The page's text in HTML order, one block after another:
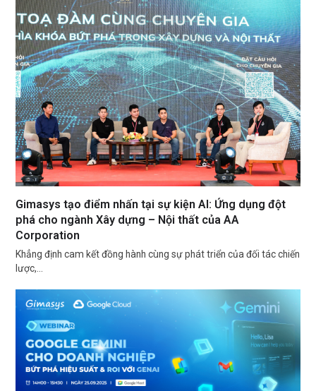
Gimasys tạo điểm nhấn tại sự kiện AI: Ứng dụng đột
phá cho ngành Xây dựng – Nội thất của AA
Corporation
Khẳng định cam kết đồng hành cùng sự phát triển của đối tác chiến
lược,…